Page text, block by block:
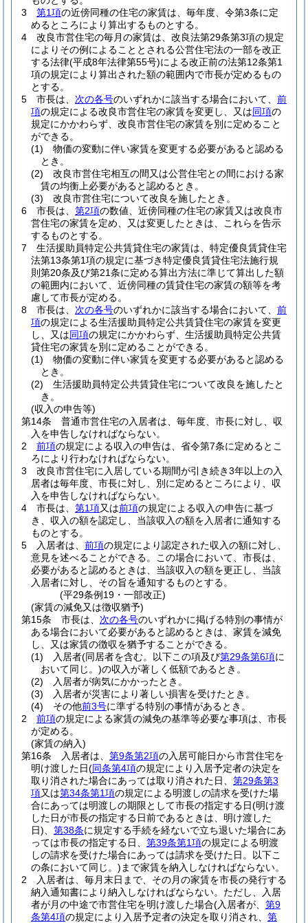
3
第1項の近傍同種の住宅の家賃は、毎年度、令第3条に定
めるところにより算出するものとする。
4
改良市営住宅の毎月の家賃は、改良法第29条第3項の規定
によりその例によることとされる公営住宅法の一部を改正
する法律(平成8年法律第55号)による改正前の法第12条第1
項の規定により算出された額の範囲内で市長が定めるもの
とする。
5
市長は、 次の各号のいずれかに該当する場合において、 前
項の規定による改良市営住宅の家賃を変更し、又は同項の
規定にかかわらず、改良市営住宅の家賃を別に定めること
ができる。
(1)
物価の変動に伴い家賃を変更する必要があると認める
とき。
(2)
改良市営住宅相互の間又は公営住宅との間における家
賃の均衡上必要があると認めるとき。
(3)
改良市営住宅について改良を施したとき。
6
市長は、 第2項の数値、近傍同種の住宅の家賃又は改良市
営住宅の家賃を定め、又は変更したときは、これらを告示
するものとする。
7
生活援助員特定公共賃貸住宅の家賃は、特定優良賃貸住宅
法第13条第1項の規定に基づき特定優良賃貸住宅法施行規
則第20条及び第21条に定める算出方法に準じて算出した額
の範囲内において、近傍同種の賃貸住宅の家賃の額等を考
慮して市長が定める。
8
市長は、 次の各号のいずれかに該当する場合において、 前
項の規定による生活援助員特定公共賃貸住宅の家賃を変更
し、又は同項の規定にかかわらず、生活援助員特定公共賃
貸住宅の家賃を別に定めることができる。
(1)
物価の変動に伴い家賃を変更する必要があると認める
とき。
(2)
生活援助員特定公共賃貸住宅について改良を施したと
き。
(収入の申告等)
第14条
普通市営住宅の入居者は、毎年度、市長に対し、収
入を申告しなければならない。
2
前項の規定による収入の申告は、省令第7条に定めるとこ
ろにより行わなければならない。
3
改良市営住宅に入居している期間が引き続き3年以上の入
居者は毎年度、市長に対し、別に定めるところにより、収
入を申告しなければならない。
4
市長は、 第1項又は前項の規定による収入の申告に基づ
き、収入の額を認定し、当該収入の額を入居者に通知する
ものとする。
5
入居者は、 前項の規定により認定された収入の額に対し、
意見を述べることができる。
この場合において、市長は、
必要があると認めるときは、当該収入の額を更正し、当該
入居者に対し、その旨を通知するものとする。
(平29条例19・一部改正)
(家賃の減免又は徴収猶予)
第15条
市長は、 次の各号のいずれかに掲げる特別の事情が
ある場合において必要があると認めるときは、家賃を減免
し、又は家賃の徴収を猶予することができる。
(1)
入居者(同居者を含む。以下この項及び第29条第6項に
おいて同じ。)の収入が著しく低額であるとき。
(2)
入居者が病気にかかったとき。
(3)
入居者が災害により著しい損害を受けたとき。
(4)
その他前3号に準ずる特別の事情があるとき。
2
前項の規定による家賃の減免の基準等必要な事項は、市長
が定める。
(家賃の納入)
第16条
入居者は、 第9条第2項の入居可能日から市営住宅を
明け渡した日(同条第4項の規定により入居予定者の決定を
取り消された場合にあっては取り消された日、 第29条第3
項又は第34条第1項の規定による明渡しの請求を受けた場
合にあっては明渡しの期限として市長の指定する日(明け渡
した日が市長の指定する日前であるときは、明け渡した
日)
第38条に規定する手続を経ないで立ち退いた場合にあ
っては市長の指定する日、 第39条第1項の規定による明渡
しの請求を受けた場合にあっては請求を受けた日。以下こ
の条において同じ。) まで家賃を納入しなければならない。
2
入居者は、毎月末日まで、その月の家賃を市長の発行する
納入通知書により納入しなければならない。 ただし、入居
者が月の中途で市営住宅を明け渡した場合(入居者が、 第9
条第4項の規定により入居予定者の決定を取り消され、 第